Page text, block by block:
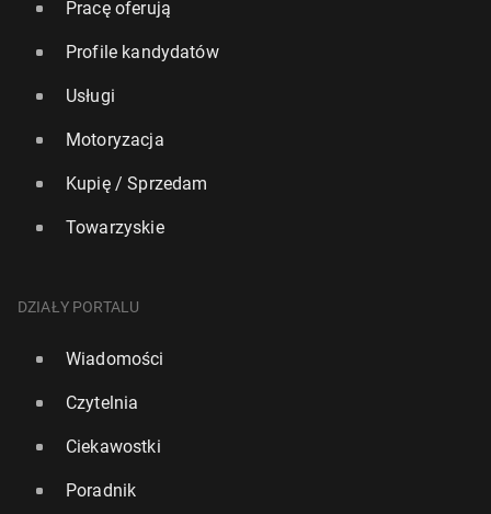
Pracę oferują
Profile kandydatów
Usługi
Motoryzacja
Kupię / Sprzedam
Towarzyskie
DZIAŁY PORTALU
Wiadomości
Czytelnia
Ciekawostki
Poradnik